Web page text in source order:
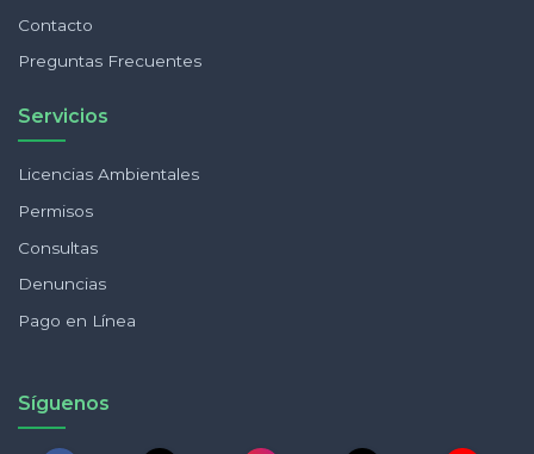
Contacto
Preguntas Frecuentes
Servicios
Licencias Ambientales
Permisos
Consultas
Denuncias
Pago en Línea
Síguenos